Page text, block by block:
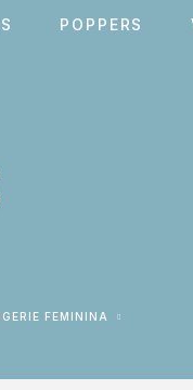
POPPERS
FEMININA